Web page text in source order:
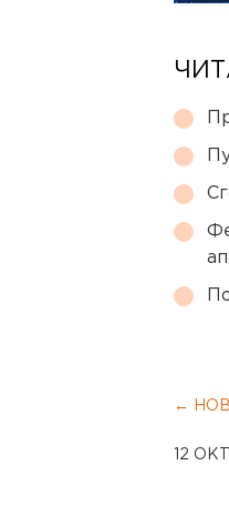
←
12